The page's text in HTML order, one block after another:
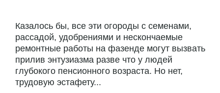
Казалось бы, все эти огороды с семенами,
рассадой, удобрениями и нескончаемые
ремонтные работы на фазенде могут вызвать
прилив энтузиазма разве что у людей
глубокого пенсионного возраста. Но нет,
трудовую эстафету...